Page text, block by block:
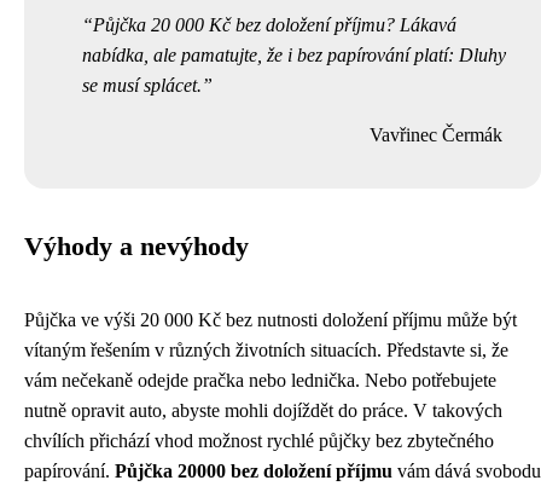
Půjčka 20 000 Kč bez doložení příjmu? Lákavá
nabídka, ale pamatujte, že i bez papírování platí: Dluhy
se musí splácet.
Vavřinec Čermák
Výhody a nevýhody
Půjčka ve výši 20 000 Kč bez nutnosti doložení příjmu může být
vítaným řešením v různých životních situacích. Představte si, že
vám nečekaně odejde pračka nebo lednička. Nebo potřebujete
nutně opravit auto, abyste mohli dojíždět do práce. V takových
chvílích přichází vhod možnost rychlé půjčky bez zbytečného
papírování. Půjčka 20000 bez doložení příjmu vám dává svobodu